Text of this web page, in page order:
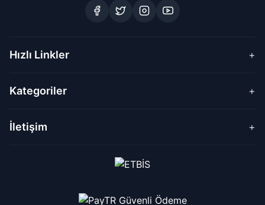
Hızlı Linkler +
Kategoriler +
İletişim +